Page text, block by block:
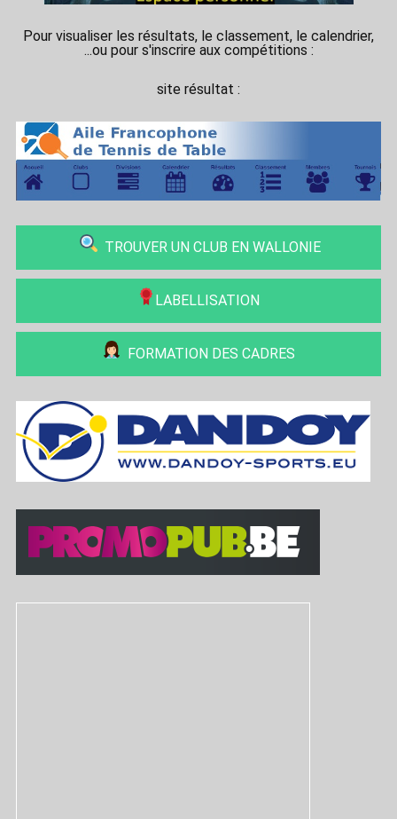
Pour visualiser les résultats, le classement, le calendrier,
...ou pour s'inscrire aux compétitions :
site résultat :
TROUVER UN CLUB EN WALLONIE
LABELLISATION
FORMATION DES CADRES